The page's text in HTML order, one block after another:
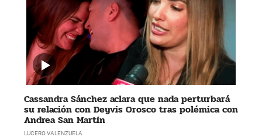
Cassandra Sánchez aclara que nada perturbará
su relación con Deyvis Orosco tras polémica con
Andrea San Martín
LUCERO VALENZUELA